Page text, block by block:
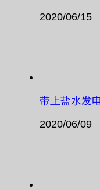
2020/06/15
带上盐水发
2020/06/09